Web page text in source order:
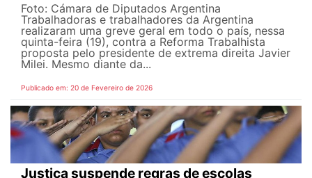
Foto: Cámara de Diputados Argentina
Trabalhadoras e trabalhadores da Argentina
realizaram uma greve geral em todo o país, nessa
quinta-feira (19), contra a Reforma Trabalhista
proposta pelo presidente de extrema direita Javier
Milei. Mesmo diante da...
Publicado em: 20 de Fevereiro de 2026
Justiça suspende regras de escolas